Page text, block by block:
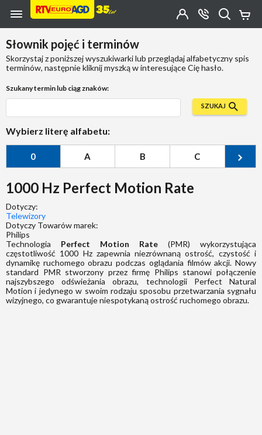
Przejdź do zawartości strony
Przejdź do wyszukiwarki
Przejdź do kategorii
Przejdź do stopki
OTWÓRZ
MENU
Moje
Konto
szukasz?
Słownik pojęć i terminów
Skorzystaj z poniższej wyszukiwarki lub przeglądaj alfabetyczny spis
terminów, następnie kliknij myszką w interesujące Cię hasło.
Szukany termin lub ciąg znaków:
SZUKAJ
Wybierz literę alfabetu:
0 A B C
1000 Hz Perfect Motion Rate
Dotyczy:
Telewizory
Dotyczy Towarów marek:
Philips
Technologia Perfect Motion Rate (PMR) wykorzystująca
częstotliwość 1000 Hz zapewnia niezrównaną ostrość, czystość i
dynamikę ruchomego obrazu podczas oglądania filmów akcji. Nowy
standard PMR stworzony przez firmę Philips stanowi połączenie
najszybszego odświeżania obrazu, technologii Perfect Natural
Motion i jedynego w swoim rodzaju sposobu przetwarzania sygnału
wizyjnego, co gwarantuje niespotykaną ostrość ruchomego obrazu.